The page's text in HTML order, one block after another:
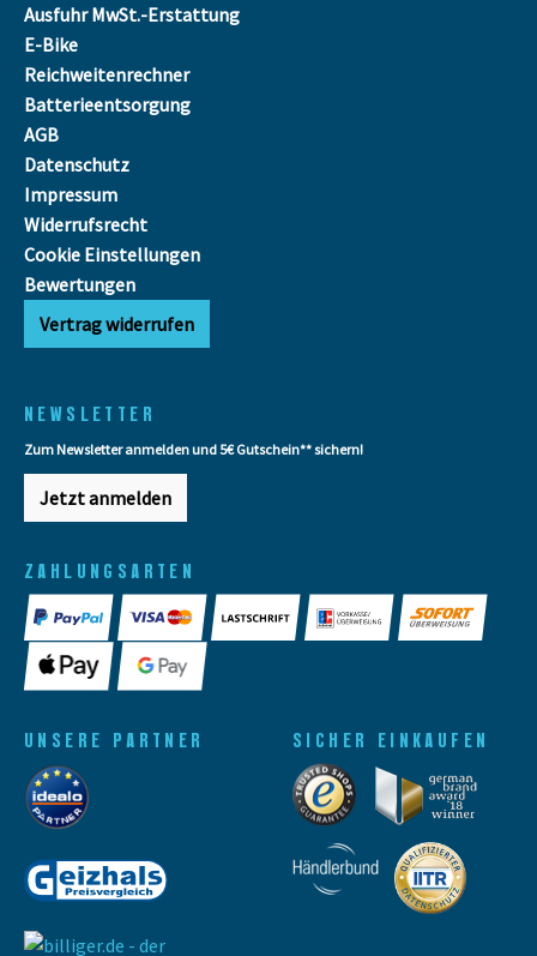
Ausfuhr MwSt.-Erstattung
E-Bike
Reichweitenrechner
Batterieentsorgung
AGB
Datenschutz
Impressum
Widerrufsrecht
Cookie Einstellungen
Bewertungen
Vertrag widerrufen
NEWSLETTER
Zum Newsletter anmelden und 5€ Gutschein** sichern!
Jetzt anmelden
ZAHLUNGSARTEN
UNSERE PARTNER SICHER EINKAUFEN